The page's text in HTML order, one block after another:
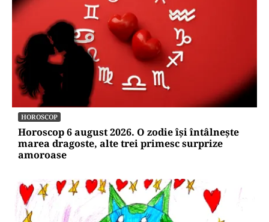
HOROSCOP
Horoscop 6 august 2026. O zodie își întâlnește
marea dragoste, alte trei primesc surprize
amoroase